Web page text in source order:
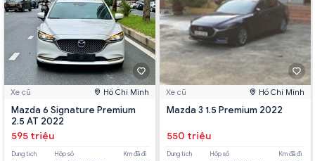
Xe cũ Hồ Chí Minh
Mazda 6 Signature Premium
2.5 AT 2022
595 triệu
Dung tích Hộp số Km đã đi
Xe cũ Hồ Chí Minh
Mazda 3 1.5 Premium 2022
550 triệu
Dung tích Hộp số Km đã đi